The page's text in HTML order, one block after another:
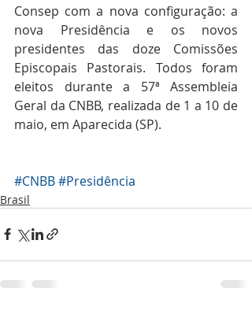
Consep com a nova configuração: a
nova Presidência e os novos
presidentes das doze Comissões
Episcopais Pastorais. Todos foram
eleitos durante a 57ª Assembleia
Geral da CNBB, realizada de 1 a 10 de
maio, em Aparecida (SP).
#CNBB#Presidência
Brasil